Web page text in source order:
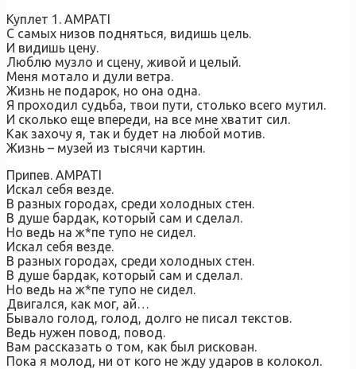
Куплет 1. AMPATI
С самых низов подняться, видишь цель.
И видишь цену.
Люблю музло и сцену, живой и целый.
Меня мотало и дули ветра.
Жизнь не подарок, но она одна.
Я проходил судьба, твои пути, столько всего мутил.
И сколько еще впереди, на все мне хватит сил.
Как захочу я, так и будет на любой мотив.
Жизнь – музей из тысячи картин.
Припев. AMPATI
Искал себя везде.
В разных городах, среди холодных стен.
В душе бардак, который сам и сделал.
Но ведь на ж*пе тупо не сидел.
Искал себя везде.
В разных городах, среди холодных стен.
В душе бардак, который сам и сделал.
Но ведь на ж*пе тупо не сидел.
Двигался, как мог, ай…
Бывало голод, голод, долго не писал текстов.
Ведь нужен повод, повод.
Вам рассказать о том, как был рискован.
Пока я молод, ни от кого не жду ударов в колокол.